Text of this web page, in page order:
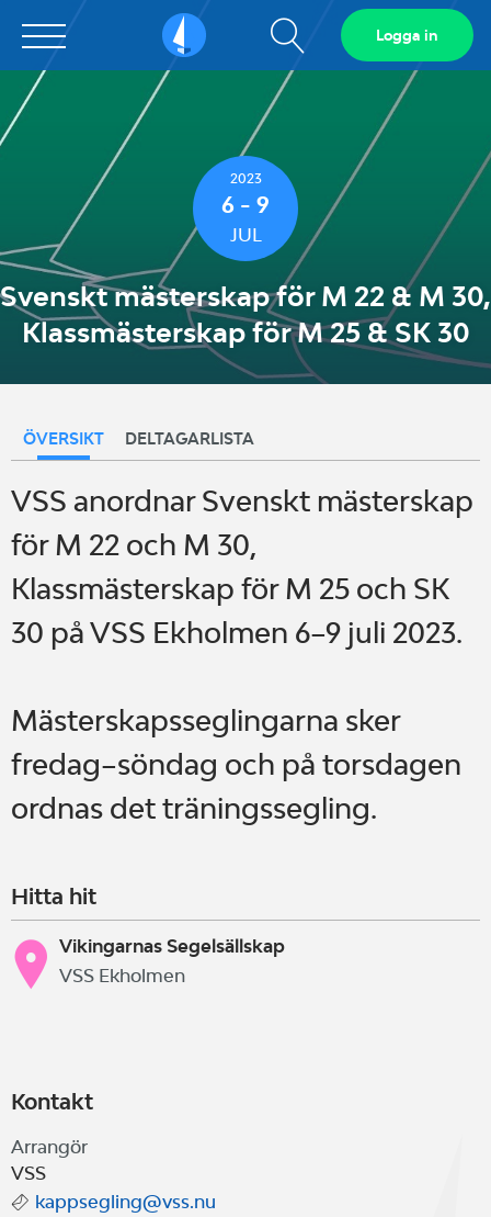
Sailarena Visa
sökfält
Logga in
2023
6 - 9
JUL
Svenskt mästerskap för M 22 & M 30,
Klassmästerskap för M 25 & SK 30
ÖVERSIKT DELTAGARLISTA
VSS anordnar Svenskt mästerskap
för M 22 och M 30,
Klassmästerskap för M 25 och SK
30 på VSS Ekholmen 6–9 juli 2023.
Mästerskapsseglingarna sker
fredag–söndag och på torsdagen
ordnas det träningssegling.
Hitta hit
Vikingarnas Segelsällskap
VSS Ekholmen
Kontakt
Arrangör
VSS
kappsegling@vss.nu